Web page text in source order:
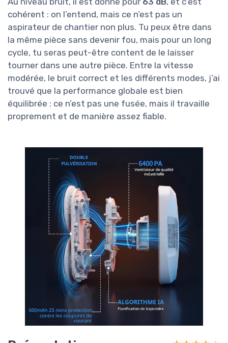
cohérent : on l’entend, mais ce n’est pas un
aspirateur de chantier non plus. Tu peux être dans
la même pièce sans devenir fou, mais pour un long
cycle, tu seras peut-être content de le laisser
tourner dans une autre pièce. Entre la vitesse
modérée, le bruit correct et les différents modes, j’ai
trouvé que la performance globale est bien
équilibrée : ce n’est pas une fusée, mais il travaille
proprement et de manière assez fiable.